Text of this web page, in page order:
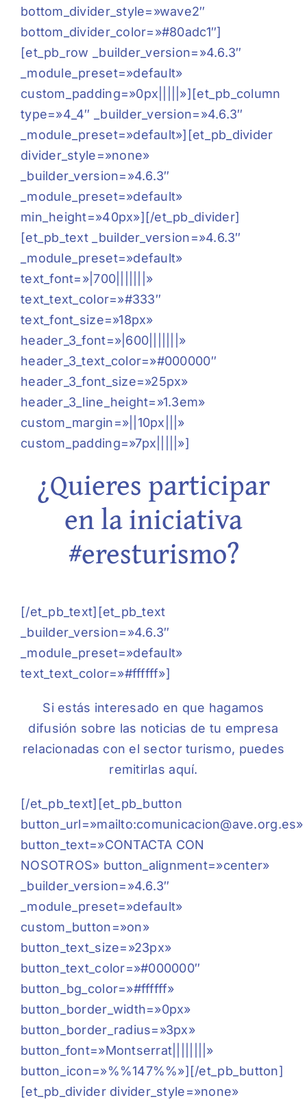
bottom_divider_style=»wave2″
bottom_divider_color=»#80adc1″]
[et_pb_row _builder_version=»4.6.3″
_module_preset=»default»
custom_padding=»0px|||||»][et_pb_column
type=»4_4″ _builder_version=»4.6.3″
_module_preset=»default»][et_pb_divider
divider_style=»none»
_builder_version=»4.6.3″
_module_preset=»default»
min_height=»40px»][/et_pb_divider]
[et_pb_text _builder_version=»4.6.3″
_module_preset=»default»
text_font=»|700|||||||»
text_text_color=»#333″
text_font_size=»18px»
header_3_font=»|600|||||||»
header_3_text_color=»#000000″
header_3_font_size=»25px»
header_3_line_height=»1.3em»
custom_margin=»||10px|||»
custom_padding=»7px|||||»]
¿Quieres participar
en la iniciativa
#eresturismo?
[/et_pb_text][et_pb_text
_builder_version=»4.6.3″
_module_preset=»default»
text_text_color=»#ffffff»]
Si estás interesado en que hagamos
difusión sobre las noticias de tu empresa
relacionadas con el sector turismo, puedes
remitirlas aquí.
[/et_pb_text][et_pb_button
button_url=»mailto:comunicacion@ave.org.es»
button_text=»CONTACTA CON
NOSOTROS» button_alignment=»center»
_builder_version=»4.6.3″
_module_preset=»default»
custom_button=»on»
button_text_size=»23px»
button_text_color=»#000000″
button_bg_color=»#ffffff»
button_border_width=»0px»
button_border_radius=»3px»
button_font=»Montserrat||||||||»
button_icon=»%%147%%»][/et_pb_button]
[et_pb_divider divider_style=»none»